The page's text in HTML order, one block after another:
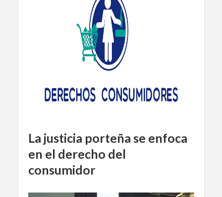
La justicia porteña se enfoca
en el derecho del
consumidor